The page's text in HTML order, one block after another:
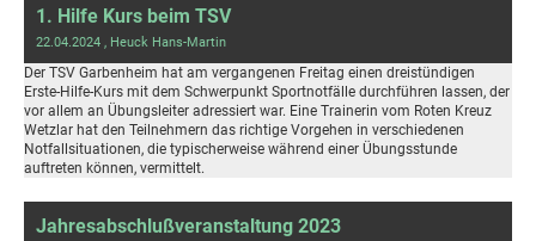
1. Hilfe Kurs beim TSV
22.04.2024 , Heuck Hans-Martin
Der TSV Garbenheim hat am vergangenen Freitag einen dreistündigen
Erste-Hilfe-Kurs mit dem Schwerpunkt Sportnotfälle durchführen lassen, der
vor allem an Übungsleiter adressiert war. Eine Trainerin vom Roten Kreuz
Wetzlar hat den Teilnehmern das richtige Vorgehen in verschiedenen
Notfallsituationen, die typischerweise während einer Übungsstunde
auftreten können, vermittelt.
Jahresabschlußveranstaltung 2023